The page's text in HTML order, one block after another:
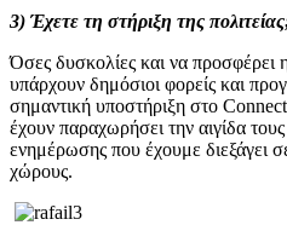
3) Έχετε τη στήριξη της
Όσες δυσκολίες και να προσφέρει
υπάρχουν δημόσιοι φορείς και
σημαντική υποστήριξη στο Connect
έχουν παραχωρήσει την αιγίδα
ενημέρωσης που έχουμε διεξάγει
χώρους.